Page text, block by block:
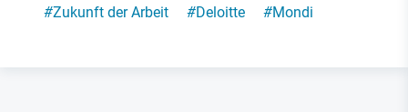
#Zukunft der Arbeit #Deloitte #Mondi